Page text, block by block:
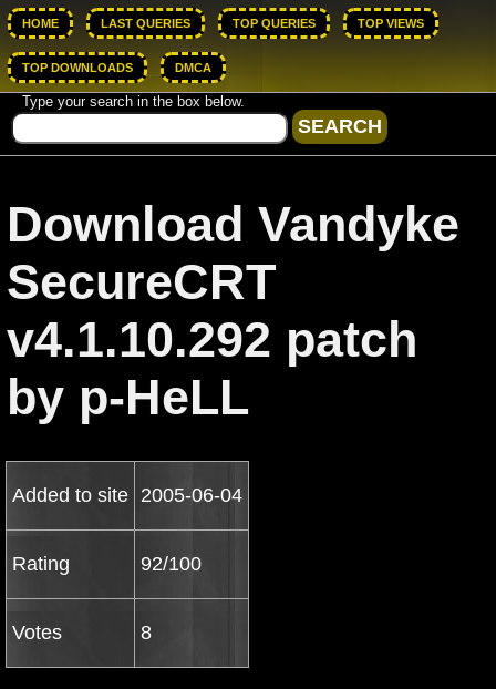
HOME LAST QUERIES TOP QUERIES TOP VIEWS
TOP DOWNLOADS DMCA
Type your search in the box below.
Download Vandyke
SecureCRT
v4.1.10.292 patch
by p-HeLL
Added to site 2005-06-04
Rating 92/100
Votes 8